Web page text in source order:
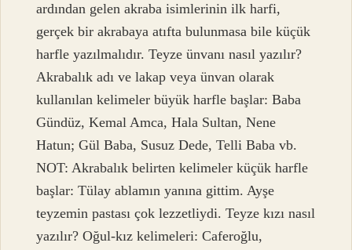
ardından gelen akraba isimlerinin ilk harfi,
gerçek bir akrabaya atıfta bulunmasa bile küçük
harfle yazılmalıdır. Teyze ünvanı nasıl yazılır?
Akrabalık adı ve lakap veya ünvan olarak
kullanılan kelimeler büyük harfle başlar: Baba
Gündüz, Kemal Amca, Hala Sultan, Nene
Hatun; Gül Baba, Susuz Dede, Telli Baba vb.
NOT: Akrabalık belirten kelimeler küçük harfle
başlar: Tülay ablamın yanına gittim. Ayşe
teyzemin pastası çok lezzetliydi. Teyze kızı nasıl
yazılır? Oğul-kız kelimeleri: Caferoğlu,